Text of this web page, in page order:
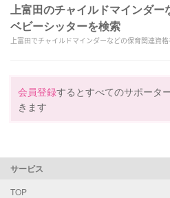
上富田のチャイルドマインダ
ベビーシッターを検索
上富田でチャイルドマインダーなどの保育関連資
田で様々なスキルを持ったサポーターの中から、
会員登録するとすべてのサポータ
きます
サービス
TOP